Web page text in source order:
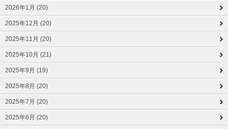
2026年1月 (20)
2025年12月 (20)
2025年11月 (20)
2025年10月 (21)
2025年9月 (19)
2025年8月 (20)
2025年7月 (20)
2025年6月 (20)